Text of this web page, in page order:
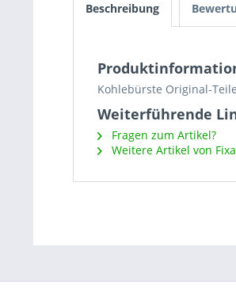
Beschreibung
Kohlebürste Original-
Weiterführende
Fragen zum Artikel?
Weitere Artikel von